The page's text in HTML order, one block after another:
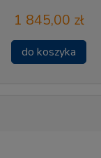
1 845,00 zł
do koszyka